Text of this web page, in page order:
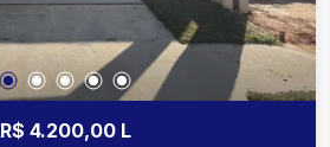
R$ 4.200,00 L